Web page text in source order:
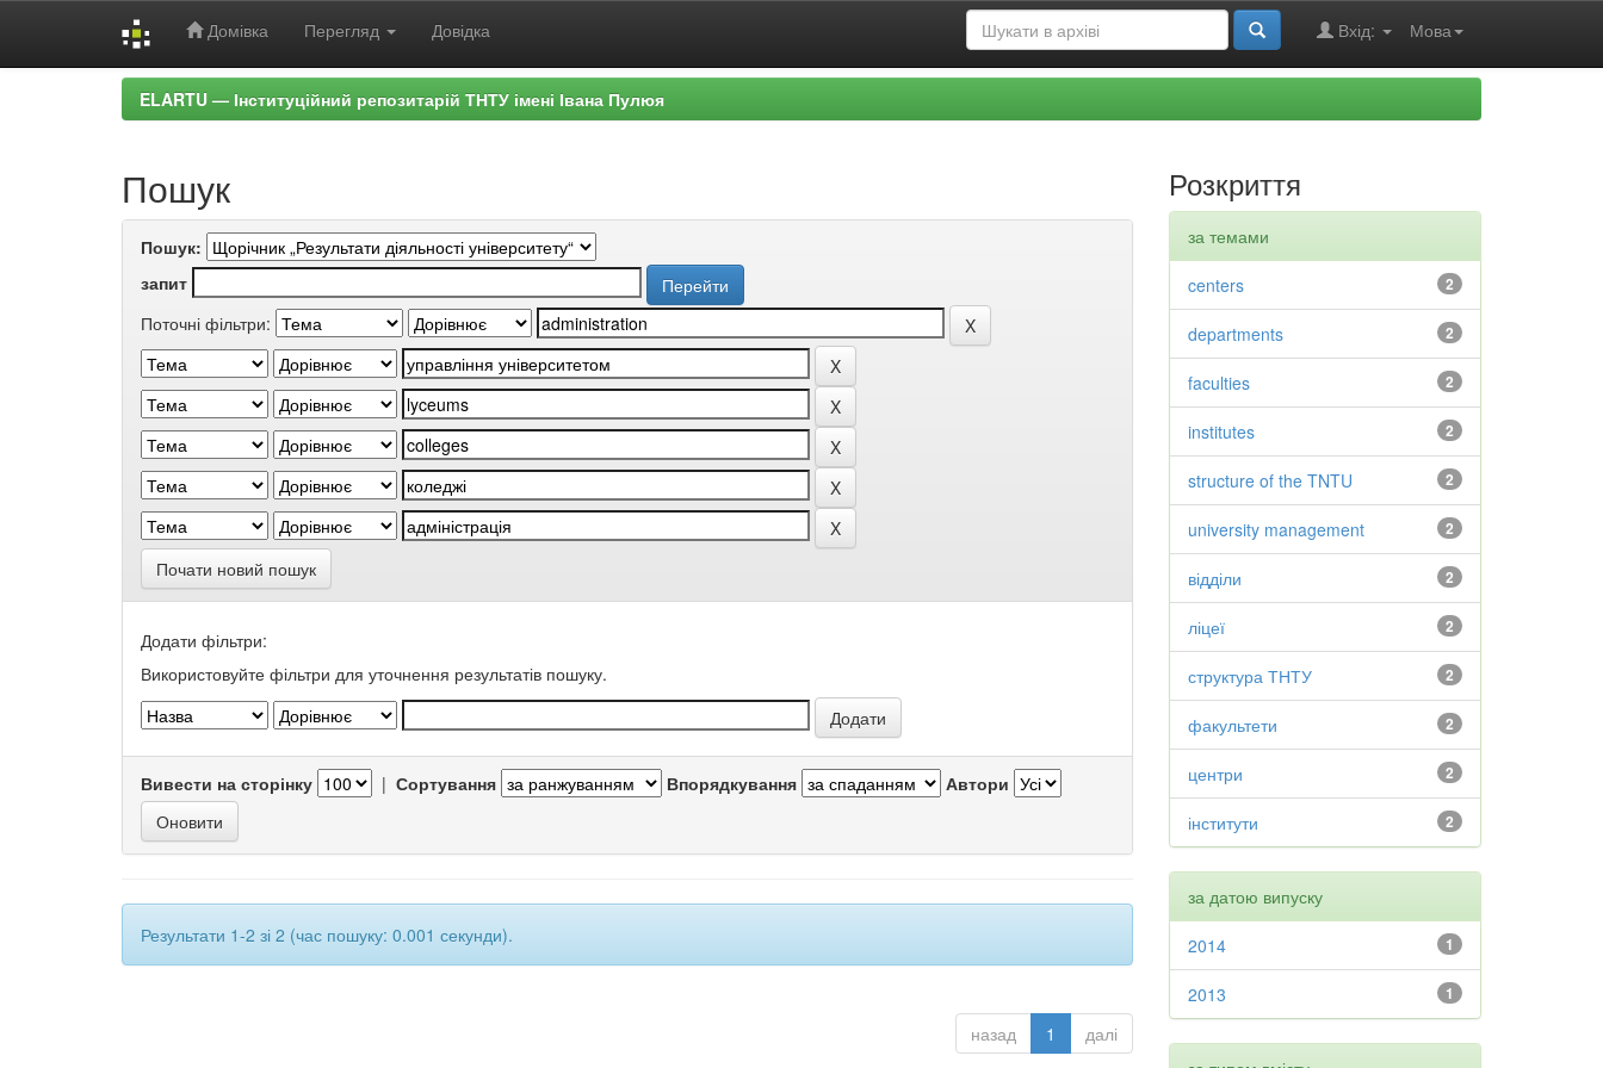
Домівка Перегляд Довідка Мова
Вхід:
ELARTU — Інституційний репозитарій ТНТУ імені Івана Пулюя
Пошук
Пошук:
запит
Поточні фільтри:
Почати новий пошук
Додати фільтри:
Використовуйте фільтри для уточнення результатів пошуку.
Вивести на сторінку | Сортування Впорядкування Автори
Результати 1-2 зі 2 (час пошуку: 0.001 секунди).
назад 1 далі
Розкриття
за темами
2
centers
2
departments
2
faculties
2
institutes
2
structure of the TNTU
2
university management
2
відділи
2
ліцеї
2
структура ТНТУ
2
факультети
2
центри
2
інститути
за датою випуску
1
2014
1
2013